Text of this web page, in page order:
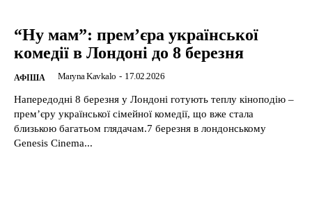
“Ну мам”: прем’єра української
комедії в Лондоні до 8 березня
АФІША Maryna Kavkalo - 17.02.2026
Напередодні 8 березня у Лондоні готують теплу кіноподію –
прем’єру української сімейної комедії, що вже стала
близькою багатьом глядачам.7 березня в лондонському
Genesis Cinema...